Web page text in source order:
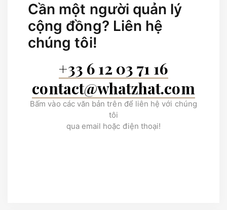
Cần một người quản lý
cộng đồng? Liên hệ
chúng tôi!
+33 6 12 03 71 16
contact@whatzhat.com
Bấm vào các văn bản trên để liên hệ với chúng
tôi
qua email hoặc điện thoại!